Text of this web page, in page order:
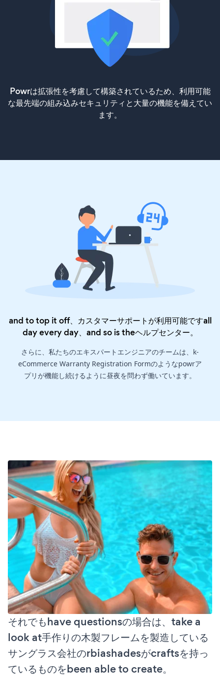
Powrは拡張性を考慮して構築されているため、利用可能
な最先端の組み込みセキュリティと大量の機能を備えてい
ます。
and to top it off、カスタマーサポートが利用可能ですall
day every day、and so is theヘルプセンター。
さらに、私たちのエキスパートエンジニアのチームは、k-
eCommerce Warranty Registration Formのようなpowrア
プリが機能し続けるように昼夜を問わず働いています。
それでもhave questionsの場合は、take a
look at手作りの木製フレームを製造している
サングラス会社のrbiashadesがcraftsを持っ
ているものをbeen able to create。